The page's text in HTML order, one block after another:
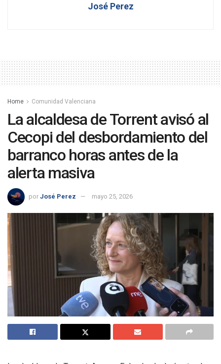
José Perez
Home Comunidad Valenciana
La alcaldesa de Torrent avisó al
Cecopi del desbordamiento del
barranco horas antes de la
alerta masiva
por José Perez mayo 25, 2026